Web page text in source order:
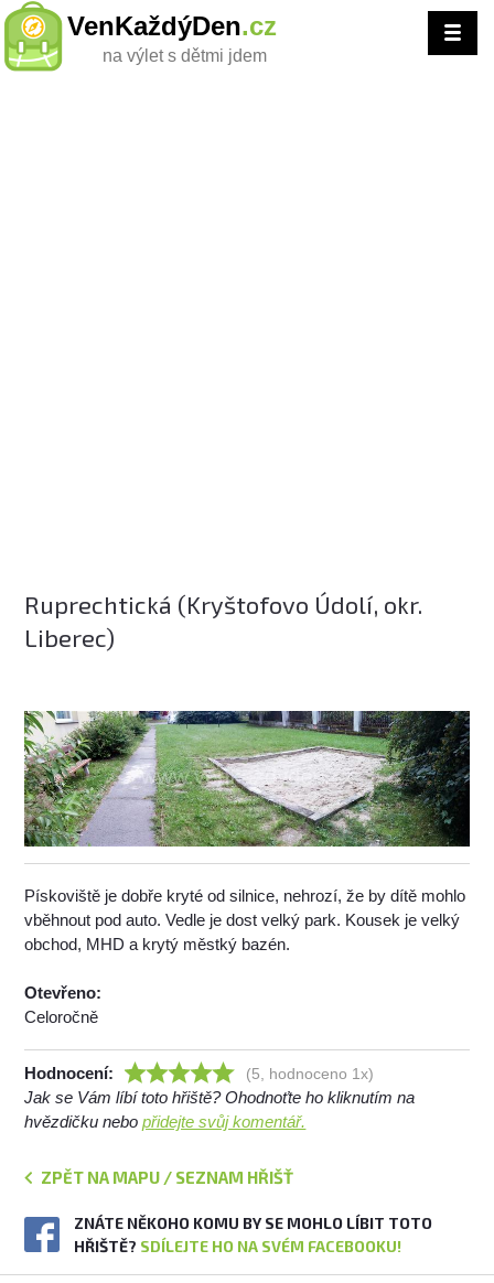
VenKaždýDen.cz
na výlet s dětmi jdem
Ruprechtická (Kryštofovo Údolí, okr.
Liberec)
Pískoviště je dobře kryté od silnice, nehrozí, že by dítě mohlo
vběhnout pod auto. Vedle je dost velký park. Kousek je velký
obchod, MHD a krytý městký bazén.
Otevřeno:
Celoročně
Hodnocení: (5, hodnoceno 1x)
Jak se Vám líbí toto hřiště? Ohodnoťte ho kliknutím na
hvězdičku nebopřidejte svůj komentář.
ZPĚT NA MAPU / SEZNAM HŘIŠŤ
ZNÁTE NĚKOHO KOMU BY SE MOHLO LÍBIT TOTO
HŘIŠTĚ? SDÍLEJTE HO NA SVÉM FACEBOOKU!